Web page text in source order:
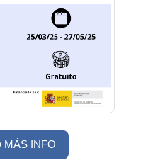
MÁS INFO